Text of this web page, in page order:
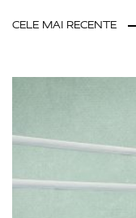
CELE MAI RECENTE